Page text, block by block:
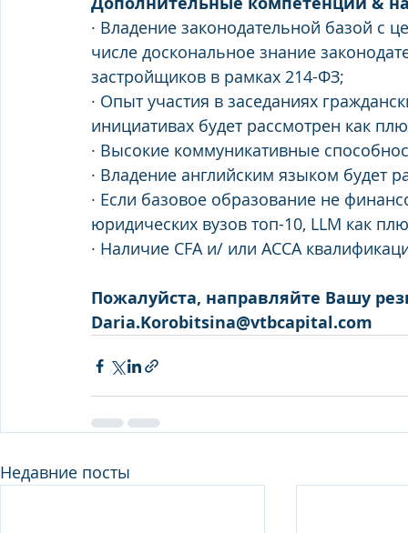
· Владение законодательной базой с
числе доскональное знание
застройщиков в рамках 214-ФЗ;
· Опыт участия в заседаниях
инициативах будет рассмотрен как
· Высокие коммуникативные
· Владение английским языком будет
· Если базовое образование не
юридических вузов топ-10, LLM как
· Наличие CFA и/ или ACCA
Пожалуйста, направляйте Вашу
Daria.Korobitsina@vtbcapital.com
Недавние посты